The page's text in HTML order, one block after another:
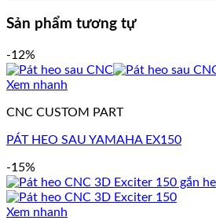
Sản phẩm tương tự
-12%
Xem nhanh
CNC CUSTOM PART
PÁT HEO SAU YAMAHA EX150
-15%
Xem nhanh